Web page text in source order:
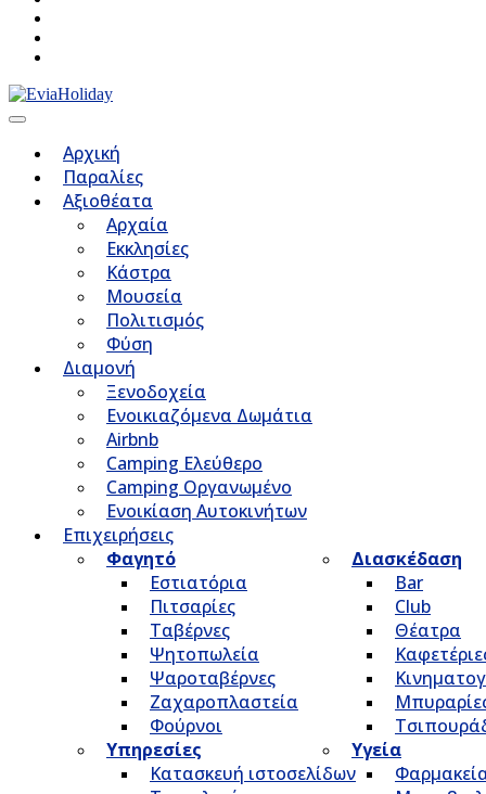
Αρχική
Παραλίες
Αξιοθέατα
Αρχαία
Εκκλησίες
Κάστρα
Μουσεία
Πολιτισμός
Φύση
Διαμονή
Ξενοδοχεία
Ενοικιαζόμενα Δωμάτια
Airbnb
Camping Ελεύθερο
Camping Οργανωμένο
Ενοικίαση Αυτοκινήτων
Επιχειρήσεις
Φαγητό
Εστιατόρια
Πιτσαρίες
Ταβέρνες
Ψητοπωλεία
Ψαροταβέρνες
Ζαχαροπλαστεία
Φούρνοι
Διασκέδαση
Bar
Club
Θέατρα
Υπηρεσίες
Κατασκευή ιστοσελίδων
Υγεία